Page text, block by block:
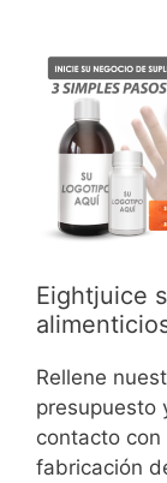
Eightjuice
Rellene
presupuesto
contacto
fabricación